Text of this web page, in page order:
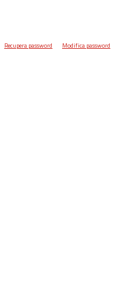
Recupera password Modifica password